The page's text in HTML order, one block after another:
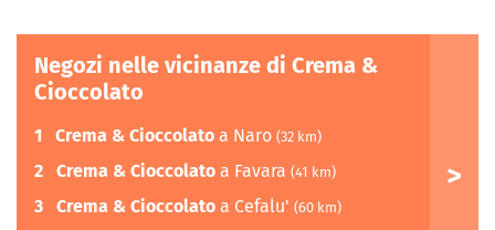
Negozi nelle vicinanze di Crema &
Cioccolato
1 Crema & Cioccolato a Naro (32 km)
2 Crema & Cioccolato a Favara (41 km)
3 Crema & Cioccolato a Cefalu' (60 km)